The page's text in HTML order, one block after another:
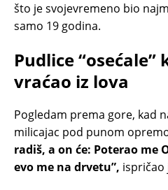
što je svojevremeno bio
samo 19 godina.
Pudlice “osećale”
vraćao iz lova
Pogledam prema gore, kad
milicajac pod punom
radiš, a on će: Poterao me
evo me na drvetu”, ispričao